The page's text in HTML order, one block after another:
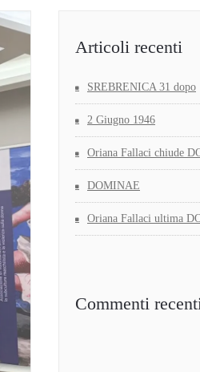
Articoli recenti
SREBRENICA 31 dopo
2 Giugno 1946
Oriana Fallaci chiude
DOMINAE
Oriana Fallaci ultima
Commenti